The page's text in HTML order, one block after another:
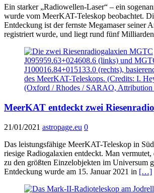
Ein starker „Radiowellen-Laser“ – ein
wurde vom MeerKAT-Teleskop beobachtet.
Entdeckung ist der fernste Megamaser seiner
registriert wurde, und liegt rund fünf Milliarden
MeerKAT entdeckt zwei
21/01/2021 astropage.eu 0
Das leistungsfähige MeerKAT-Teleskop in
riesige Radiogalaxien entdeckt. Man vermutet,
zu den größten Einzelobjekten im Universum
Entdeckung wurde am 15. Januar 2021 in […]